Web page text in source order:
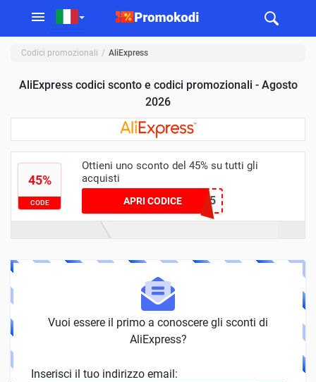
Codici promozionali AliExpress
AliExpress codici sconto e codici promozionali - Agosto
2026
45%
CODE
Ottieni uno sconto del 45% su tutti gli
acquisti
APRI CODICECSFR45
Vuoi essere il primo a conoscere gli sconti di
AliExpress?
Inserisci il tuo indirizzo email: